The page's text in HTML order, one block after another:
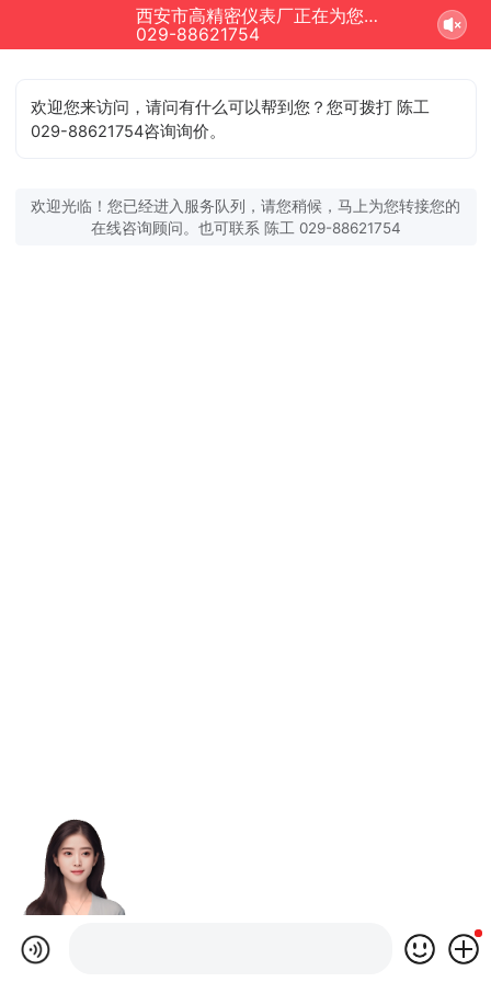
西安市高精密仪表厂正在为您服务
029-88621754
欢迎您来访问，请问有什么可以帮到您？您可拨打 陈工
029-88621754咨询询价。
欢迎光临！您已经进入服务队列，请您稍候，马上为您转接您的
在线咨询顾问。也可联系 陈工 029-88621754